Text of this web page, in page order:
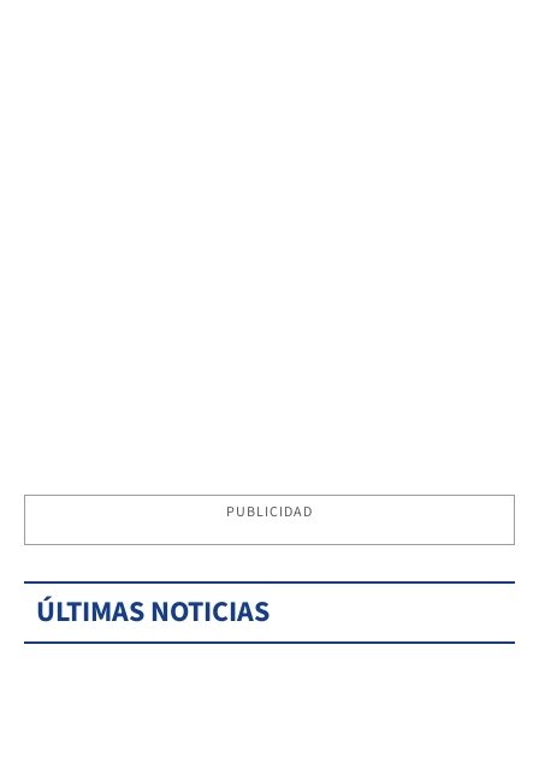
PUBLICIDAD
ÚLTIMAS NOTICIAS